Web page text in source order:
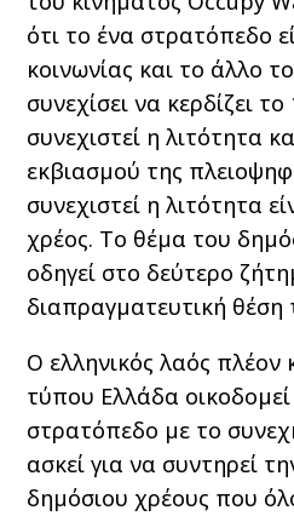
ότι το ένα στρατόπεδο
κοινωνίας και το άλλο
συνεχίσει να κερδίζει
συνεχιστεί η λιτότητα
εκβιασμού της
συνεχιστεί η λιτότητα
χρέος. Το θέμα του
οδηγεί στο δεύτερο
διαπραγματευτική θέση
Ο ελληνικός λαός πλέον
τύπου Ελλάδα
στρατόπεδο με το
ασκεί για να συντηρεί
δημόσιου χρέους που